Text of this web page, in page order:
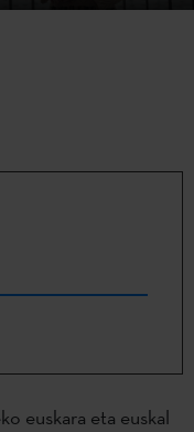
euskara eta euskal